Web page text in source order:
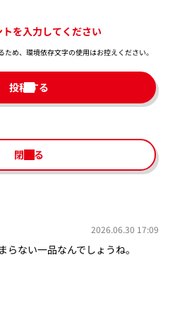
を入力してください
め、環境依存文字の使用はお控えください。​
投稿する
閉じる
2026.06.30 17:09
らない一品なんでしょうね。